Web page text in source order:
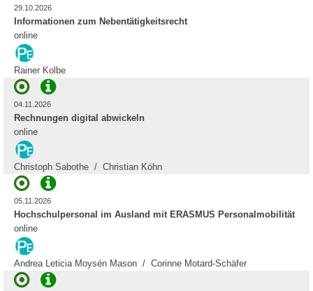
29.10.2026
Informationen zum Nebentätigkeitsrecht
online
Rainer Kolbe
04.11.2026
Rechnungen digital abwickeln
online
Christoph Sabothe / Christian Köhn
05.11.2026
Hochschulpersonal im Ausland mit ERASMUS Personalmobilität
online
Andrea Leticia Moysén Mason / Corinne Motard-Schäfer